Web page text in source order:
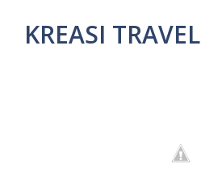
KREASI TRAVEL